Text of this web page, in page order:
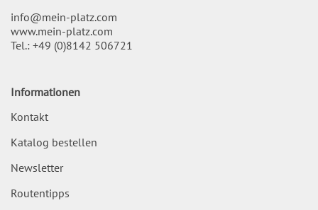
info@mein-platz.com
www.mein-platz.com
Tel.: +49 (0)8142 506721
Informationen
Kontakt
Katalog bestellen
Newsletter
Routentipps